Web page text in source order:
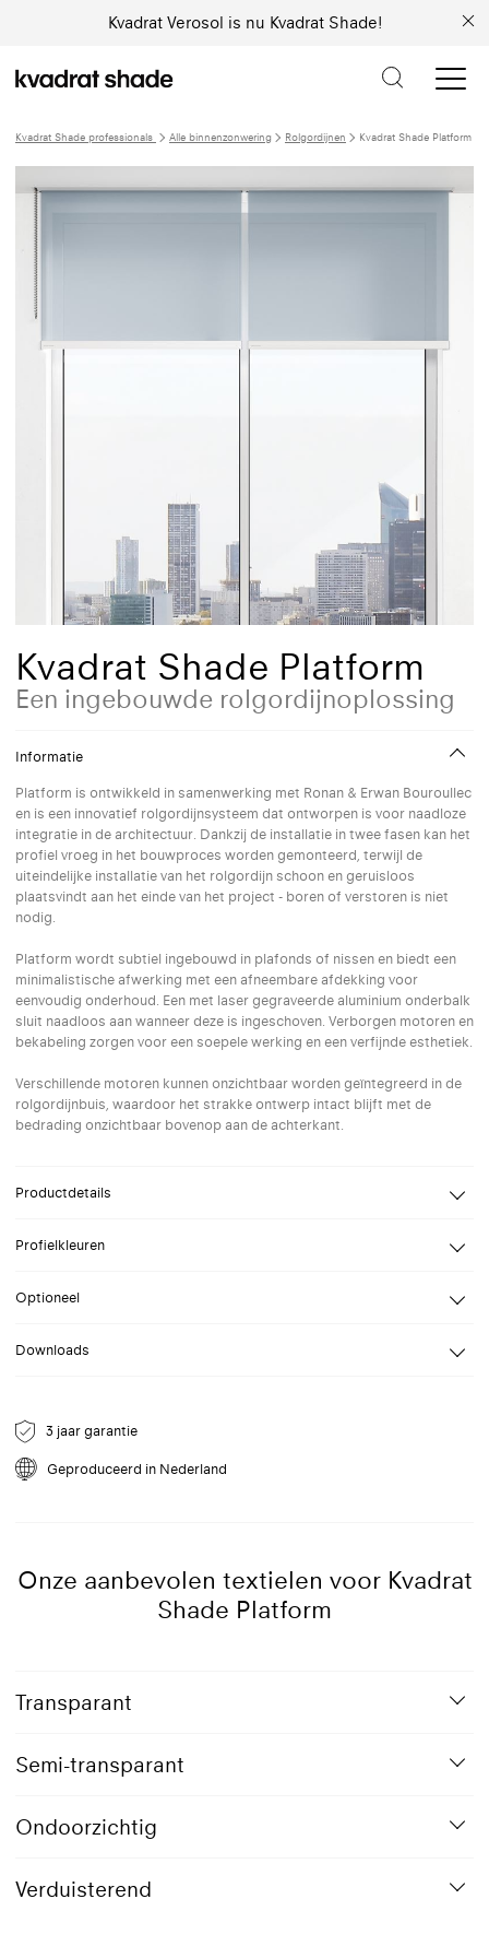
Kvadrat Verosol is nu Kvadrat Shade!
Kvadrat Shade professionals Alle binnenzonwering Rolgordijnen Kvadrat Shade Platform
Kvadrat Shade Platform
Een ingebouwde rolgordijnoplossing
Informatie
Platform is ontwikkeld in samenwerking met Ronan & Erwan Bouroullec
en is een innovatief rolgordijnsysteem dat ontworpen is voor naadloze
integratie in de architectuur. Dankzij de installatie in twee fasen kan het
profiel vroeg in het bouwproces worden gemonteerd, terwijl de
uiteindelijke installatie van het rolgordijn schoon en geruisloos
plaatsvindt aan het einde van het project - boren of verstoren is niet
nodig.
Platform wordt subtiel ingebouwd in plafonds of nissen en biedt een
minimalistische afwerking met een afneembare afdekking voor
eenvoudig onderhoud. Een met laser gegraveerde aluminium onderbalk
sluit naadloos aan wanneer deze is ingeschoven. Verborgen motoren en
bekabeling zorgen voor een soepele werking en een verfijnde esthetiek.
Verschillende motoren kunnen onzichtbaar worden geïntegreerd in de
rolgordijnbuis, waardoor het strakke ontwerp intact blijft met de
bedrading onzichtbaar bovenop aan de achterkant.
Productdetails
Hoogte
Bediening
Opties
Profielkleuren
aanvraag.
9003 (mat)
Optioneel
Poedercoating RAL 9003 (mat)
Geanodiseerd aluminium
Poedercoating RAL 9005 (mat)
Poedercoating RAL 9003 (mat)
Poedercoating RAL 7016 (mat)
RAL 2002
Downloads
3 jaar garantie
Geproduceerd in Nederland
Onze aanbevolen textielen voor Kvadrat
Shade Platform
Transparant
Semi-transparant
Ondoorzichtig
Verduisterend